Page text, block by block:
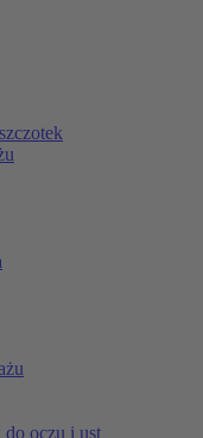
do oczu i ust